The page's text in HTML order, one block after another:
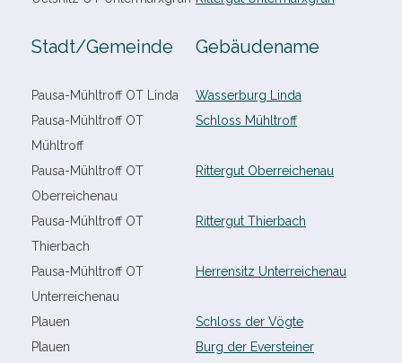
Stadt/​Gemeinde Gebäudename
Pausa-​Mühltroff OT Linda
Wasserburg Linda
Pausa-​Mühltroff OT
Mühltroff
Schloss Mühltroff
Pausa-​Mühltroff OT
Oberreichenau
Rittergut Oberreichenau
Pausa-​Mühltroff OT
Thierbach
Rittergut Thierbach
Pausa-​Mühltroff OT
Unterreichenau
Herrensitz Unterreichenau
Plauen
Schloss der Vögte
Plauen
Burg der Eversteiner